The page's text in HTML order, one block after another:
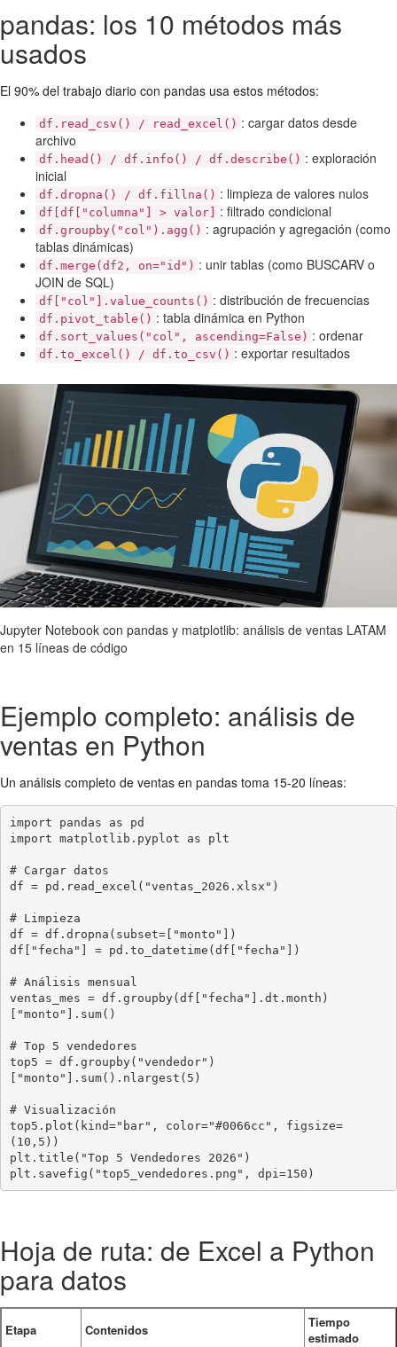
pandas: los 10 métodos más
usados
El 90% del trabajo diario con pandas usa estos métodos:
df.read_csv() / read_excel() : cargar datos desde
archivo
df.head() / df.info() / df.describe() : exploración
inicial
df.dropna() / df.fillna() : limpieza de valores nulos
df[df["columna"] > valor] : filtrado condicional
df.groupby("col").agg() : agrupación y agregación (como
tablas dinámicas)
df.merge(df2, on="id") : unir tablas (como BUSCARV o
JOIN de SQL)
df["col"].value_counts() : distribución de frecuencias
df.pivot_table() : tabla dinámica en Python
df.sort_values("col", ascending=False) : ordenar
df.to_excel() / df.to_csv() : exportar resultados
Jupyter Notebook con pandas y matplotlib: análisis de ventas LATAM
en 15 líneas de código
Ejemplo completo: análisis de
ventas en Python
Un análisis completo de ventas en pandas toma 15-20 líneas:
import pandas as pd
import matplotlib.pyplot as plt
# Cargar datos
df = pd.read_excel("ventas_2026.xlsx")
# Limpieza
df = df.dropna(subset=["monto"])
df["fecha"] = pd.to_datetime(df["fecha"])
# Análisis mensual
ventas_mes = df.groupby(df["fecha"].dt.month)
["monto"].sum()
# Top 5 vendedores
top5 = df.groupby("vendedor")
["monto"].sum().nlargest(5)
# Visualización
top5.plot(kind="bar", color="#0066cc", figsize=
(10,5))
plt.title("Top 5 Vendedores 2026")
Hoja de ruta: de Excel a Python
para datos
Etapa Contenidos
Tiempo
estimado